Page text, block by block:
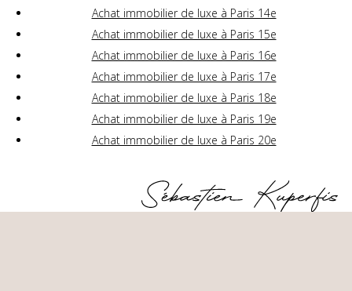
Achat immobilier de luxe à Paris 14e
Achat immobilier de luxe à Paris 15e
Achat immobilier de luxe à Paris 16e
Achat immobilier de luxe à Paris 17e
Achat immobilier de luxe à Paris 18e
Achat immobilier de luxe à Paris 19e
Achat immobilier de luxe à Paris 20e